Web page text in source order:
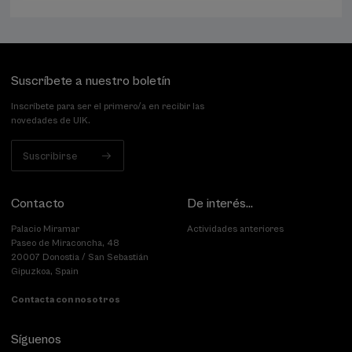
Suscríbete a nuestro boletín
Inscríbete para ser el primero/a en recibir las
novedades de UIK.
Suscribirse
Contacto
Palacio Miramar
Paseo de Miraconcha, 48
20007 Donostia / San Sebastián
Gipuzkoa, Spain
Contacta con nosotros
De interés...
Actividades anteriores
Síguenos